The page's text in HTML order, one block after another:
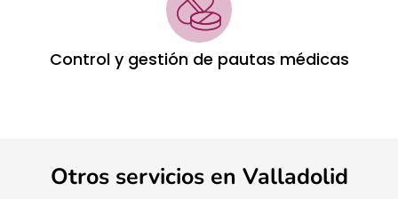
Control y gestión de pautas médicas
Otros servicios en Valladolid